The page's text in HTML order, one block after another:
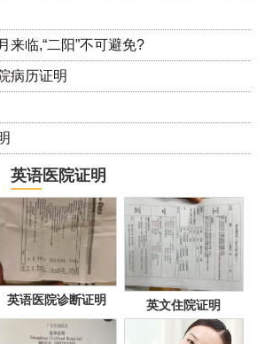
来临,“二阳”不可避免?
病历证明
英语医院证明
英语医院诊断证明 英文住院证明